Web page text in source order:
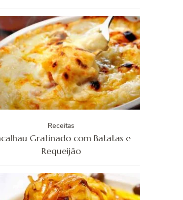
Receitas
Gratinado com Batatas e
Requeijão